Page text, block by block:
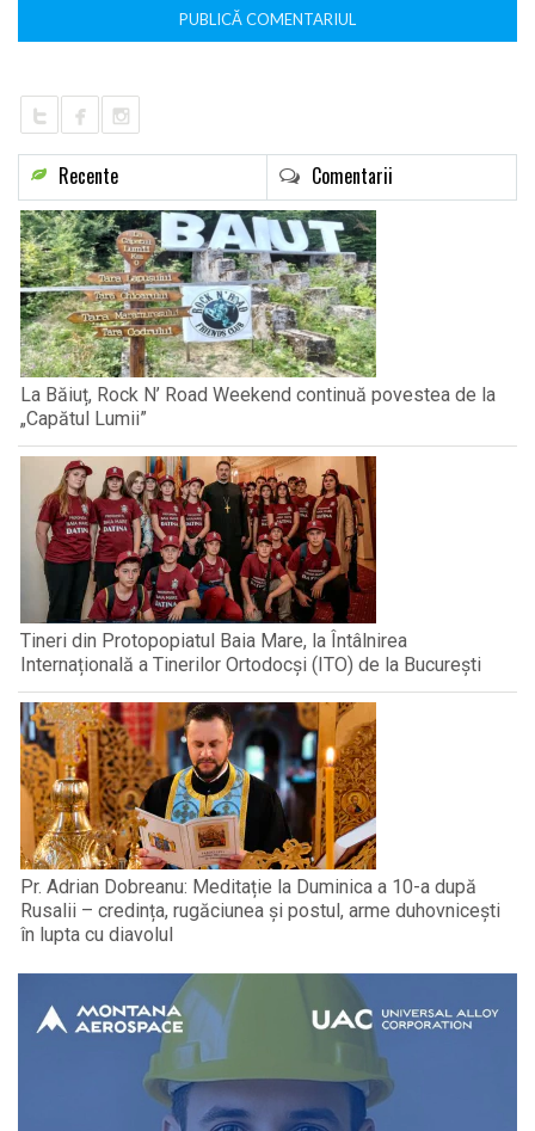
Recente Comentarii
La Băiuț, Rock N’ Road Weekend continuă povestea de la
„Capătul Lumii”
Tineri din Protopopiatul Baia Mare, la Întâlnirea
Internațională a Tinerilor Ortodocși (ITO) de la București
Pr. Adrian Dobreanu: Meditație la Duminica a 10-a după
Rusalii – credința, rugăciunea și postul, arme duhovnicești
în lupta cu diavolul